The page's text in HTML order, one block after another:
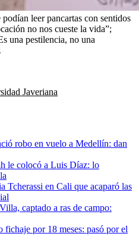
leer pancartas con sentidos
no nos cueste la vida”;
una pestilencia, no una
Javeriana
robo en vuelo a Medellín: dan
le colocó a Luis Díaz: lo
Tcherassi en Cali que acaparó las
captado a ras de campo:
por 18 meses: pasó por el